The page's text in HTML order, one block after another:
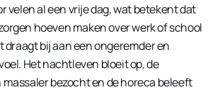
velen al een vrije dag, wat betekent dat
hoeven maken over werk of school
draagt bij aan een ongeremder en
Het nachtleven bloeit op, de
bezocht en de horeca beleeft